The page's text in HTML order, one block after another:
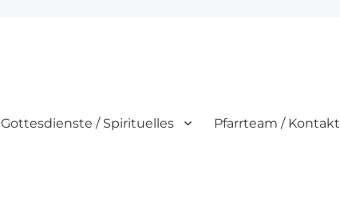
Gottesdienste / Spirituelles Pfarrteam / Kontakt